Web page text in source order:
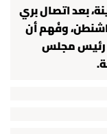
بعد اتصال بري
وفُهم أن
رئيس مجلس